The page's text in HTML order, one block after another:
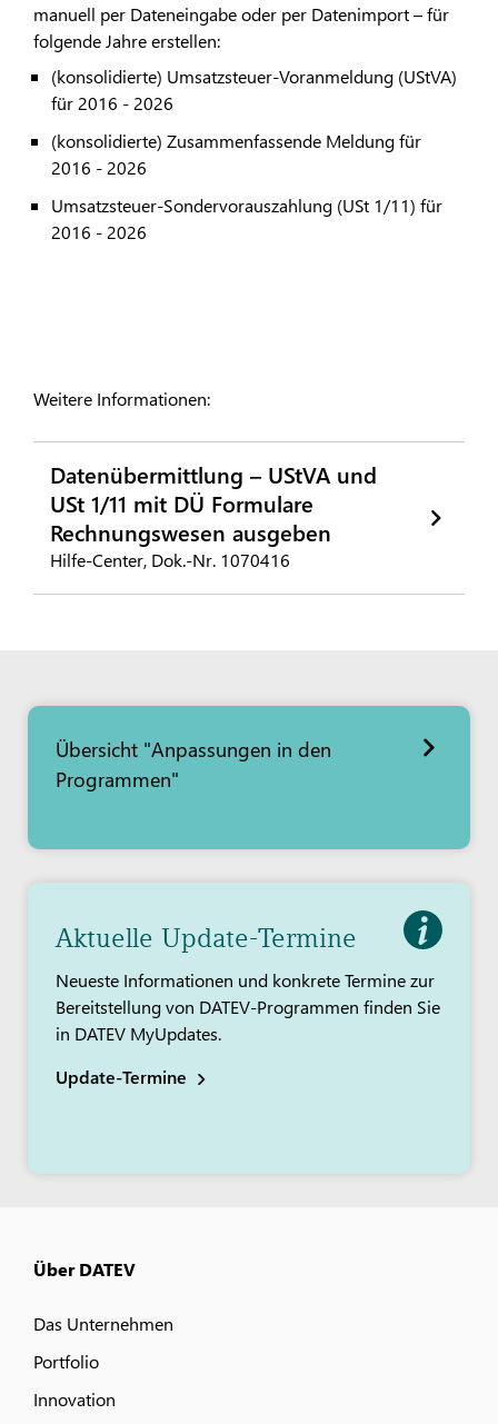
manuell per Dateneingabe oder per Datenimport – für
folgende Jahre erstellen:
(konsolidierte) Umsatzsteuer-Voranmeldung (UStVA)
für 2016 - 2026
(konsolidierte) Zusammenfassende Meldung für
2016 - 2026
Umsatzsteuer-Sondervorauszahlung (USt 1/11) für
2016 - 2026
Weitere Informationen:
Datenübermittlung – UStVA und
USt 1/11 mit DÜ Formulare
Rechnungswesen ausgeben
Hilfe-Center, Dok.-Nr. 1070416
Übersicht "Anpassungen in den
Programmen"
Aktuelle Update-Termine
Neueste Informationen und konkrete Termine zur
Bereitstellung von DATEV-Programmen finden Sie
in DATEV MyUpdates.
Update-Termine
Über DATEV
Das Unternehmen
Portfolio
Innovation